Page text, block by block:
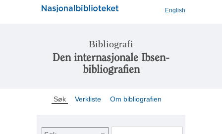
English
Bibliografi
Den internasjonale Ibsen-
bibliografien
Søk Verkliste Om bibliografien